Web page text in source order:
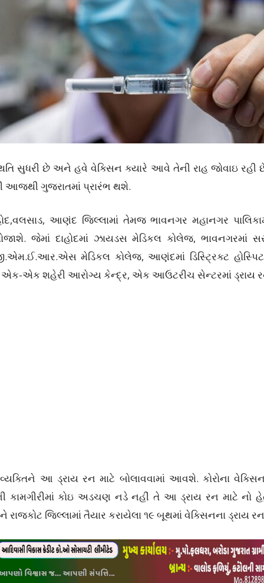
સુધરી છે અને હવે વેક્સિન ક્યારે આવે તેની રાહ જોવાઇ રહી
આજથી ગુજરાતમાં પ્રારંભ થશે.
આણંદ જિલ્લામાં તેમજ ભાવનગર મહાનગર
જેમાં દાહોદમાં ઝાયડસ મેડિકલ કોલેજ, ભાવનગરમાં
મેડિકલ કોલેજ, આણંદમાં ડિસ્ટ્રિક્ટ
એક શહેરી આરોગ્ય કેન્દ્ર, એક આઉટરીચ સેન્ટરમાં ડ્રાય
આ ડ્રાય રન માટે બોલાવવામાં આવશે. કોરોના
કામગીરીમાં કોઇ અડચણ નડે નહીં તે આ ડ્રાય રન માટે નો
રાજકોટ જિલ્લામાં તૈયાર કરાયેલા ૧૯ બૂથમાં વેક્સિનના